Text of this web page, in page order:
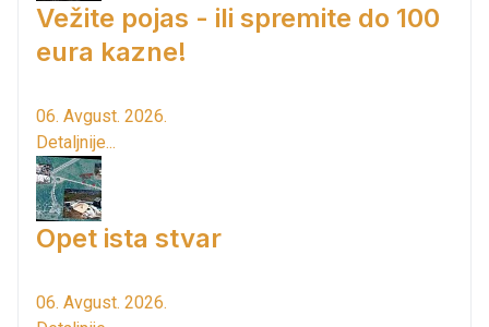
Vežite pojas - ili spremite do 100
eura kazne!
06. Avgust. 2026.
Detaljnije...
Opet ista stvar
06. Avgust. 2026.